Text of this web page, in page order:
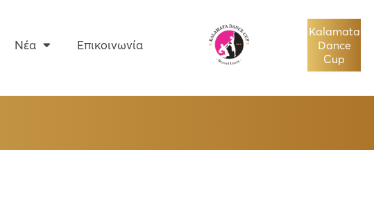
Νέα Επικοινωνία
Kalamata
Dance
Cup